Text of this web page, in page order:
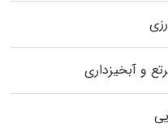
و آبخیزداری